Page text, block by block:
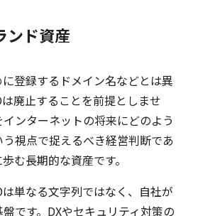
ンド資産
登録するドメイン名などとは異
廃止することを前提としませ
ンターネットの将来にどのよう
視点で捉えるべき経営判断であ
む長期的な資産です。
単なる文字列ではなく、自社が
です。DXやセキュリティ対策の